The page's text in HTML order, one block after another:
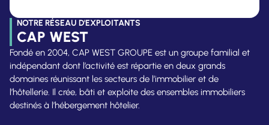
NOTRE RÉSEAU D'EXPLOITANTS
CAP WEST
Fondé en 2004, CAP WEST GROUPE est un groupe familial et
indépendant dont l’activité est répartie en deux grands
domaines réunissant les secteurs de l’immobilier et de
l’hôtellerie. Il crée, bâti et exploite des ensembles immobiliers
destinés à l’hébergement hôtelier.